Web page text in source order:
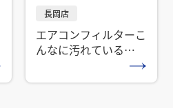
エアコンフィルターこ
んなに汚れている